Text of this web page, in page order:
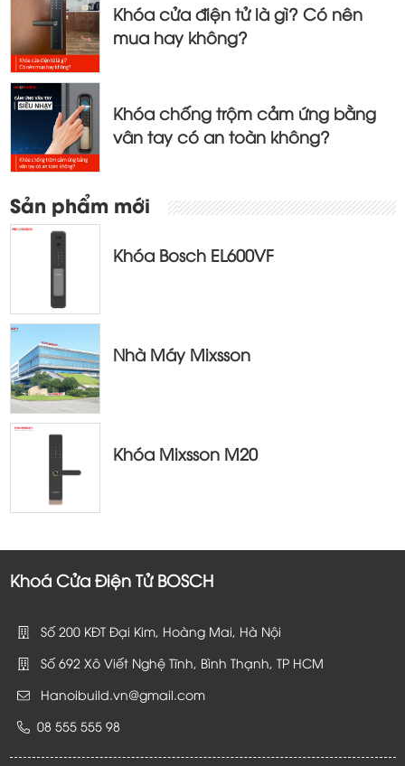
Khóa cửa điện tử là gì? Có nên
mua hay không?
Khóa chống trộm cảm ứng bằng
vân tay có an toàn không?
Sản phẩm mới
Khóa Bosch EL600VF
Nhà Máy Mixsson
Khóa Mixsson M20
Khoá Cửa Điện Tử BOSCH
Số 200 KĐT Đại Kim, Hoàng Mai, Hà Nội
Số 692 Xô Viết Nghệ Tĩnh, Bình Thạnh, TP HCM
Hanoibuild.vn@gmail.com
08 555 555 98